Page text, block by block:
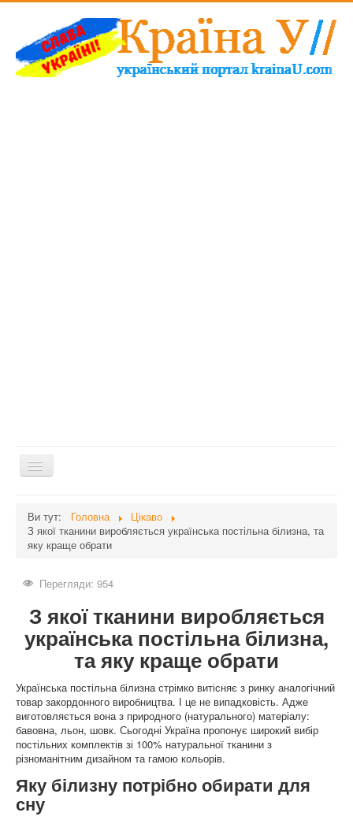
Перемикач
навігації
Дієти
Краса
Мати та дитина
Незвідане
Війна
Ви тут: Головна
Цікаво
З якої тканини виробляється українська постільна білизна, та
яку краще обрати
Перегляди: 954
З якої тканини виробляється
українська постільна білизна,
та яку краще обрати
Українська постільна білизна стрімко витісняє з ринку аналогічний
товар закордонного виробництва. І це не випадковість. Адже
виготовляється вона з природного (натурального) матеріалу:
бавовна, льон, шовк. Сьогодні Україна пропонує широкий вибір
постільних комплектів зі 100% натуральної тканини з
різноманітним дизайном та гамою кольорів.
Яку білизну потрібно обирати для
сну